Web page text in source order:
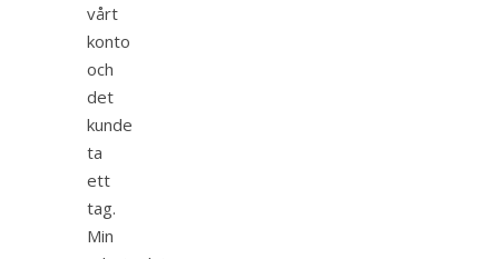
vårt
konto
och
det
kunde
ta
ett
tag.
Min